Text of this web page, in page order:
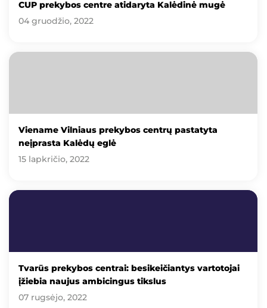
CUP prekybos centre atidaryta Kalėdinė mugė
04 gruodžio, 2022
Viename Vilniaus prekybos centrų pastatyta
neįprasta Kalėdų eglė
15 lapkričio, 2022
Tvarūs prekybos centrai: besikeičiantys vartotojai
įžiebia naujus ambicingus tikslus
07 rugsėjo, 2022